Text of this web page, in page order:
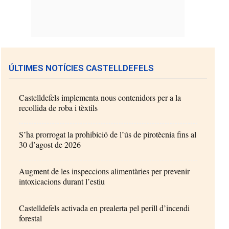
ÚLTIMES NOTÍCIES CASTELLDEFELS
Castelldefels implementa nous contenidors per a la
recollida de roba i tèxtils
S’ha prorrogat la prohibició de l’ús de pirotècnia fins al
30 d’agost de 2026
Augment de les inspeccions alimentàries per prevenir
intoxicacions durant l’estiu
Castelldefels activada en prealerta pel perill d’incendi
forestal